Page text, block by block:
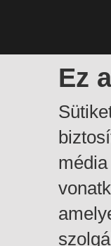
Ez